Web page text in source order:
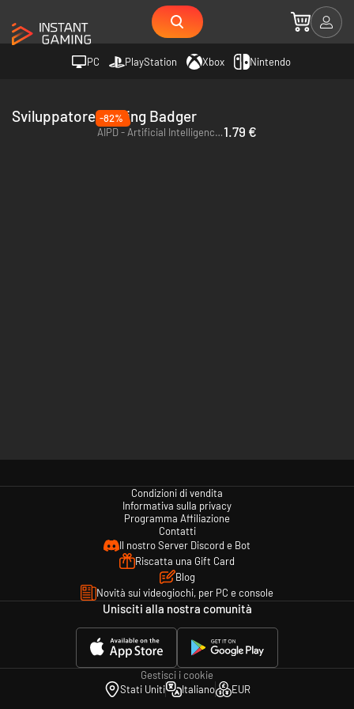
PC PlayStation Xbox Nintendo
Sviluppatore Blazing Badger
-82%
AIPD - Artificial Intelligence Police Department - PC (Steam)1.79 €
Condizioni di vendita
Informativa sulla privacy
Programma Affiliazione
Contatti
Il nostro Server Discord e Bot
Riscatta una Gift Card
Blog
Novità sui videogiochi, per PC e console
Unisciti alla nostra comunità
Gestisci i cookie
Stati Uniti
Italiano EUR